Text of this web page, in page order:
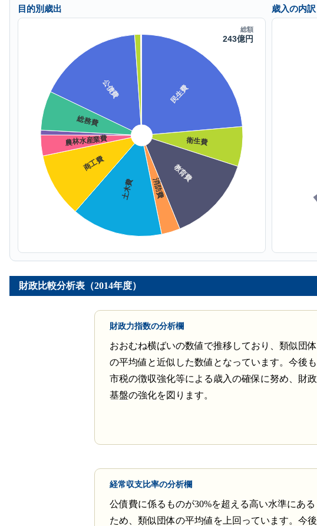
目的別歳出
歳入の内訳
財政比較分析表（2014年度）
財政力指数の分析欄
おおむね横ばいの数値で推移しており、類似団体
の平均値と近似した数値となっています。今後も
市税の徴収強化等による歳入の確保に努め、財政
基盤の強化を図ります。
経常収支比率の分析欄
公債費に係るものが30%を超える高い水準にある
ため、類似団体の平均値を上回っています。今後